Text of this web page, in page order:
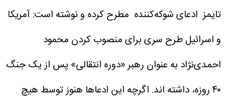
تایمز ادعای شوکه‌کننده مطرح کرده و نوشته است: آمریکا
و اسرائیل طرح سری برای منصوب کردن محمود
احمدی‌نژاد به عنوان رهبر «دوره انتقالی» پس از یک جنگ
۴۰ روزه، داشته اند. اگرچه این ادعاها هنوز توسط هیچ